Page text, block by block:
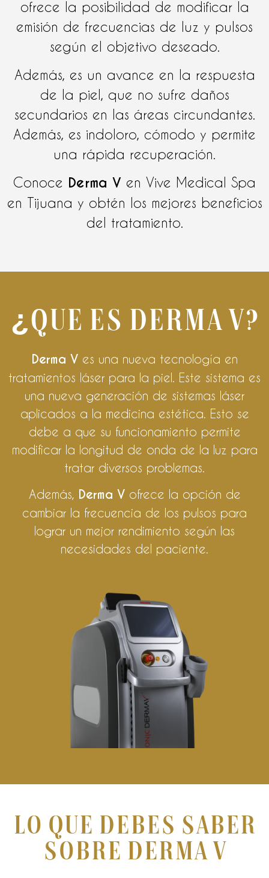
ofrece la posibilidad de modificar la
emisión de frecuencias de luz y pulsos
según el objetivo deseado.
Además, es un avance en la respuesta
de la piel, que no sufre daños
secundarios en las áreas circundantes.
Además, es indoloro, cómodo y permite
una rápida recuperación.
Conoce Derma V en Vive Medical Spa
en Tijuana y obtén los mejores beneficios
del tratamiento.
¿Que es Derma V?
Derma Ves una nueva tecnología en
tratamientos láser para la piel. Este sistema es
una nueva generación de sistemas láser
aplicados a la medicina estética. Esto se
debe a que su funcionamiento permite
modificar la longitud de onda de la luz para
tratar diversos problemas.
Además, Derma Vofrece la opción de
cambiar la frecuencia de los pulsos para
lograr un mejor rendimiento según las
necesidades del paciente.
Lo que debes saber
sobre Derma V